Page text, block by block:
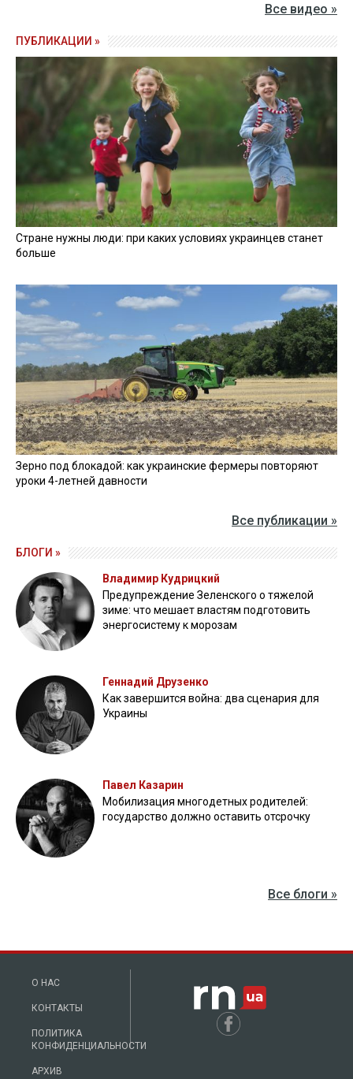
Все видео »
ПУБЛИКАЦИИ »
Стране нужны люди: при каких условиях украинцев станет
больше
Зерно под блокадой: как украинские фермеры повторяют
уроки 4-летней давности
Все публикации »
БЛОГИ »
Владимир Кудрицкий
Предупреждение Зеленского о тяжелой
зиме: что мешает властям подготовить
энергосистему к морозам
Геннадий Друзенко
Как завершится война: два сценария для
Украины
Павел Казарин
Мобилизация многодетных родителей:
государство должно оставить отсрочку
Все блоги »
О НАС
КОНТАКТЫ
ПОЛИТИКА
КОНФИДЕНЦИАЛЬНОСТИ
АРХИВ